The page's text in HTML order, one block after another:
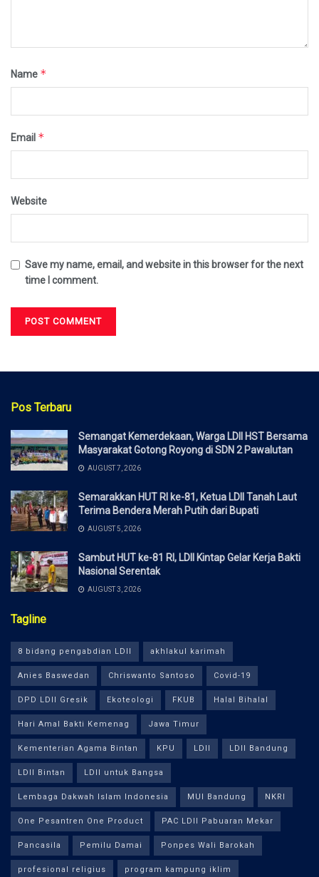
Name *
Email *
Website
Save my name, email, and website in this browser for the next
time I comment.
Pos Terbaru
Semangat Kemerdekaan, Warga LDII HST Bersama
Masyarakat Gotong Royong di SDN 2 Pawalutan
AUGUST 7, 2026
Semarakkan HUT RI ke-81, Ketua LDII Tanah Laut
Terima Bendera Merah Putih dari Bupati
AUGUST 5, 2026
Sambut HUT ke-81 RI, LDII Kintap Gelar Kerja Bakti
Nasional Serentak
AUGUST 3, 2026
Tagline
8 bidang pengabdian LDII akhlakul karimah
Anies Baswedan Chriswanto Santoso Covid-19
DPD LDII Gresik Ekoteologi FKUB Halal Bihalal
Hari Amal Bakti Kemenag Jawa Timur
Kementerian Agama Bintan KPU LDII LDII Bandung
LDII Bintan LDII untuk Bangsa
Lembaga Dakwah Islam Indonesia MUI Bandung NKRI
One Pesantren One Product PAC LDII Pabuaran Mekar
Pancasila Pemilu Damai Ponpes Wali Barokah
profesional religius program kampung iklim